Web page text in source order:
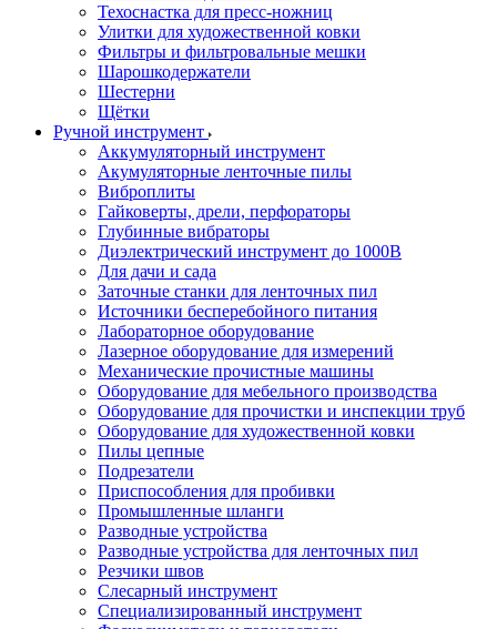
Техоснастка для пресс-ножниц
Улитки для художественной ковки
Фильтры и фильтровальные мешки
Шарошкодержатели
Шестерни
Щётки
Ручной инструмент
Аккумуляторный инструмент
Акумуляторные ленточные пилы
Виброплиты
Гайковерты, дрели, перфораторы
Глубинные вибраторы
Диэлектрический инструмент до 1000В
Для дачи и сада
Заточные станки для ленточных пил
Источники бесперебойного питания
Лабораторное оборудование
Лазерное оборудование для измерений
Механические прочистные машины
Оборудование для мебельного производства
Оборудование для прочистки и инспекции труб
Оборудование для художественной ковки
Пилы цепные
Подрезатели
Приспособления для пробивки
Промышленные шланги
Разводные устройства
Разводные устройства для ленточных пил
Резчики швов
Слесарный инструмент
Специализированный инструмент